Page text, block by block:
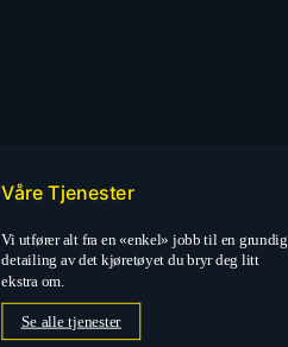
Våre Tjenester
Vi utfører alt fra en «enkel» jobb til en grundig
detailing av det kjøretøyet du bryr deg litt
ekstra om.
Se alle tjenester